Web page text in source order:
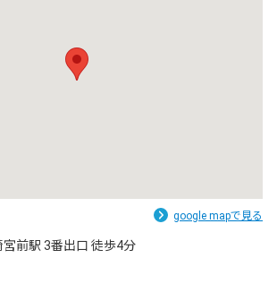
google mapで見る
前駅 3番出口 徒歩4分